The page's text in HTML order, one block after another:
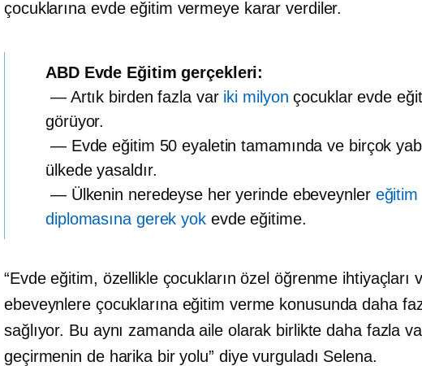
çocuklarına evde eğitim vermeye karar verdiler.
ABD Evde Eğitim gerçekleri:
— Artık birden fazla var iki milyon çocuklar evde
görüyor.
— Evde eğitim 50 eyaletin tamamında ve birçok
ülkede yasaldır.
— Ülkenin neredeyse her yerinde ebeveynler eğitim
diplomasına gerek yokevde eğitime.
“Evde eğitim, özellikle çocukların özel öğrenme ihtiyaçları
ebeveynlere çocuklarına eğitim verme konusunda daha
sağlıyor. Bu aynı zamanda aile olarak birlikte daha fazla
geçirmenin de harika bir yolu” diye vurguladı Selena.